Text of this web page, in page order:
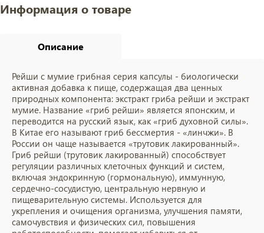
Информация о товаре
Описание
Рейши с мумие грибная серия капсулы - биологически
активная добавка к пище, содержащая два ценных
природных компонента: экстракт гриба рейши и экстракт
мумие. Название «гриб рейши» является японским, и
переводится на русский язык, как «гриб духовной силы».
В Китае его называют гриб бессмертия - «линчжи». В
России он чаще называется «трутовик лакированный».
Гриб рейши (трутовик лакированный) способствует
регуляции различных клеточных функций и систем,
включая эндокринную (гормональную), иммунную,
сердечно-сосудистую, центральную нервную и
пищеварительную системы. Используется для
укрепления и очищения организма, улучшения памяти,
самочувствия и физических сил, повышения